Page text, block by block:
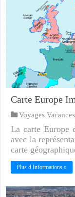
Carte Europe
Voyages Vacances
La carte Europe
avec la
carte
Plus d Informations »